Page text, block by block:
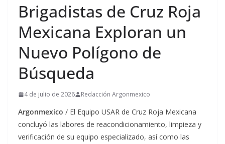
Brigadistas de Cruz Roja
Mexicana Exploran un
Nuevo Polígono de
Búsqueda
4 de julio de 2026 Redacción Argonmexico
Argonmexico / El Equipo USAR de Cruz Roja Mexicana
concluyó las labores de reacondicionamiento, limpieza y
verificación de su equipo especializado, así como las